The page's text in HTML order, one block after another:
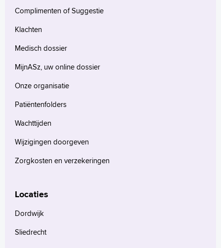
Complimenten of Suggestie
Klachten
Medisch dossier
MijnASz, uw online dossier
Onze organisatie
Patiëntenfolders
Wachttijden
Wijzigingen doorgeven
Zorgkosten en verzekeringen
Locaties
Dordwijk
Sliedrecht